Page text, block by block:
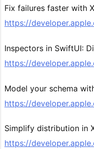
Fix failures faster with
https://
Inspectors in SwiftUI:
https://
Model your schema
https://
Simplify distribution in
https://